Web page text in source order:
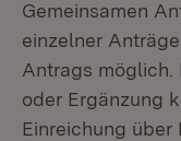
Gemeinsamen
einzelner
Antrags möglich.
oder Ergänzung
Einreichung über